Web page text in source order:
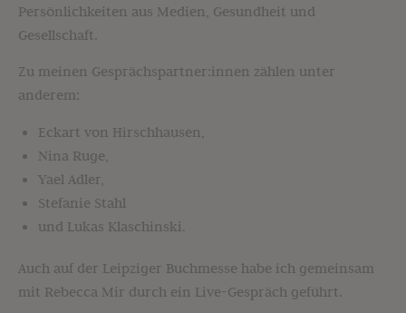
Persönlichkeiten aus Medien, Gesundheit und
Gesellschaft.
Zu meinen Gesprächspartner:innen zählen unter
anderem:
Eckart von Hirschhausen,
Nina Ruge,
Yael Adler,
Stefanie Stahl
und Lukas Klaschinski.
Auch auf der Leipziger Buchmesse habe ich gemeinsam
mit Rebecca Mir durch ein Live-Gespräch geführt.